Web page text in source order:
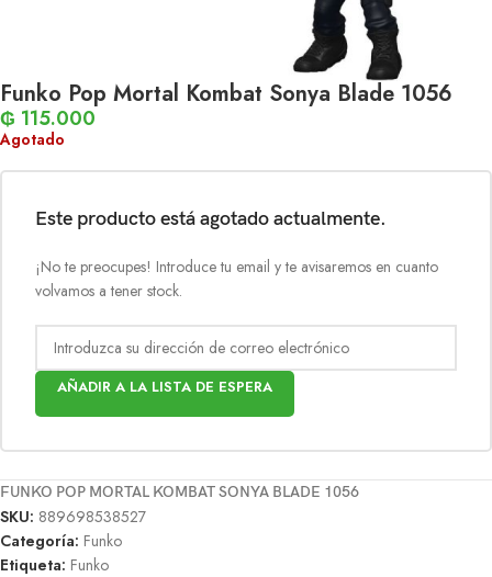
Funko Pop Mortal Kombat Sonya Blade 1056
₲ 115.000
Agotado
Este producto está agotado actualmente.
¡No te preocupes! Introduce tu email y te avisaremos en cuanto
volvamos a tener stock.
AÑADIR A LA LISTA DE ESPERA
FUNKO POP MORTAL KOMBAT SONYA BLADE 1056
SKU: 889698538527
Categoría: Funko
Etiqueta: Funko